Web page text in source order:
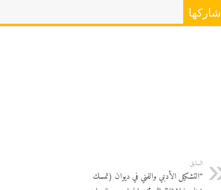
شاركها
السابق
“التشكيل الأدبي والفني في ديوان (تمسك